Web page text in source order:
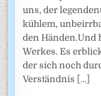
uns, der
kühlem,
den Händen.Und
Werkes. Es
der sich noch
Verständnis [...]